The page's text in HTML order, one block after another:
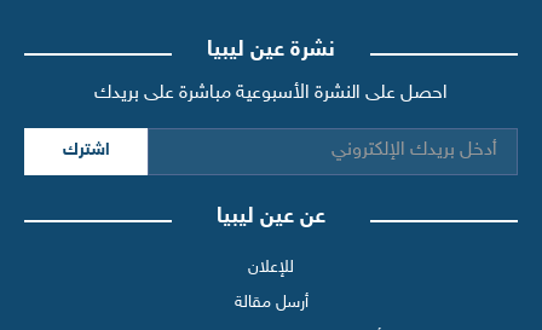
نشرة عين ليبيا
احصل على النشرة الأسبوعية مباشرة على بريدك
اشترك
عن عين ليبيا
للإعلان
أرسل مقالة